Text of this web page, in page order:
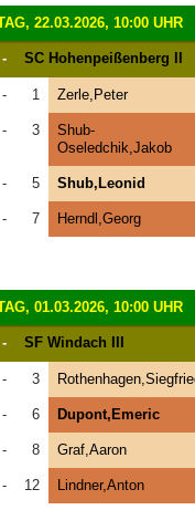
22.03.2026, 10:00 UHR
- SC Hohenpeißenberg II
- 1 Zerle,Peter
- 3
Shub-
Oseledchik,Jakob
- 5 Shub,Leonid
- 7 Herndl,Georg
01.03.2026, 10:00 UHR
- SF Windach III
- 3
- 6 Dupont,Emeric
- 8 Graf,Aaron
- 12 Lindner,Anton